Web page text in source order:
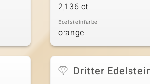
2,136 ct
Edelsteinfarbe
orange
Dritter